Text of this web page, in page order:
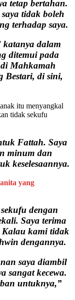
tetap bertahan.
tidak boleh
terhadap saya.
katanya dalam
ditemui pada
Mahkamah
Bestari, di sini,
itu menyangkal
tidak sekufu
Fattah. Saya
minum dan
keselesaannya.
yang
dengan
Saya terima
Kalau kami tidak
dengannya.
saya diambil
sangat kecewa.
untuknya,”